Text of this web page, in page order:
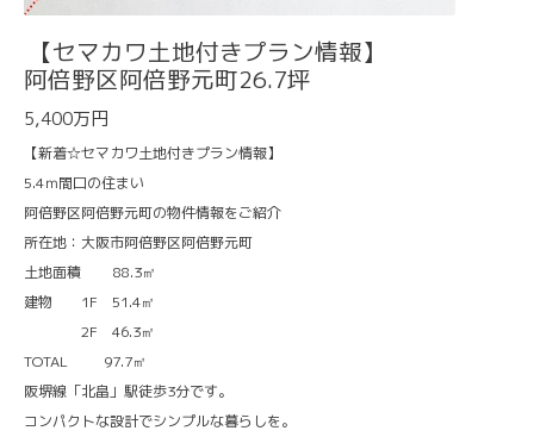
【セマカワ土地付きプラン情報】
阿倍野区阿倍野元町26.7坪
5,400万円
【新着☆セマカワ土地付きプラン情報】
5.4ｍ間口の住まい
阿倍野区阿倍野元町の物件情報をご紹介
所在地：大阪市阿倍野区阿倍野元町
土地面積 88.3㎡
建物 1F 51.4㎡
2F 46.3㎡
TOTAL 97.7㎡
阪堺線「北畠」駅徒歩3分です。
コンパクトな設計でシンプルな暮らしを。